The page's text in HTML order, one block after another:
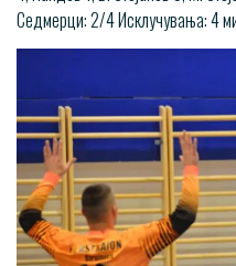
Седмерци: 2/4 Исклучувања: 4